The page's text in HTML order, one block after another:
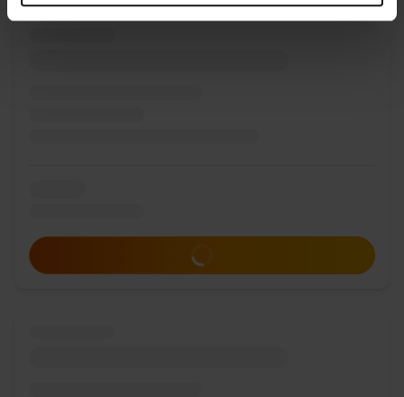
Zum Angebot